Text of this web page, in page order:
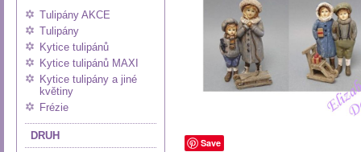
Tulipány AKCE
Tulipány
Kytice tulipánů
Kytice tulipánů MAXI
Kytice tulipány a jiné
květiny
Frézie
DRUH
Save